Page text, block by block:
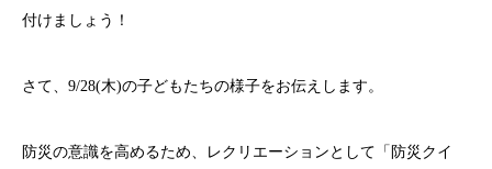
付けましょう！
さて、9/28(木)の子どもたちの様子をお伝えします。
防災の意識を高めるため、レクリエーションとして「防災クイ